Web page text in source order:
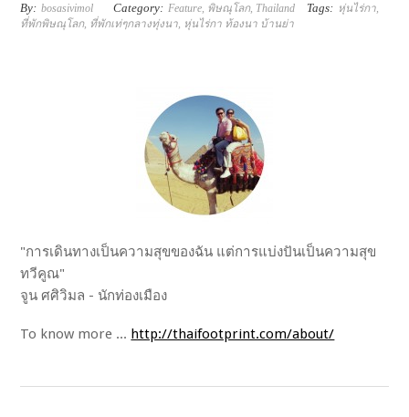
By: bosasivimol Category: Feature, พิษณุโลก, Thailand Tags: หุ่นไร่กา,
ที่พักพิษณุโลก, ที่พักเท่ๆกลางทุ่งนา, หุ่นไร่กา ท้องนา บ้านย่า
"การเดินทางเป็นความสุขของฉัน แต่การแบ่งปันเป็นความสุข
ทวีคูณ"
จูน ศศิวิมล - นักท่องเมือง
To know more ... http://thaifootprint.com/about/